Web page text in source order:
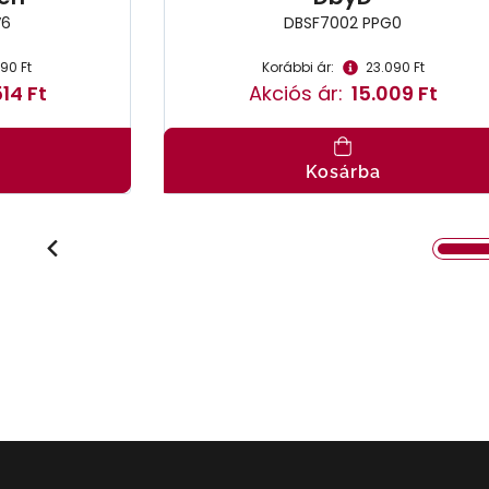
Ft
Ft
DBSF7002 PPG0
Korábbi ár: 23.090 Ft
Akciós ár: 15.009 Ft
Kosárba